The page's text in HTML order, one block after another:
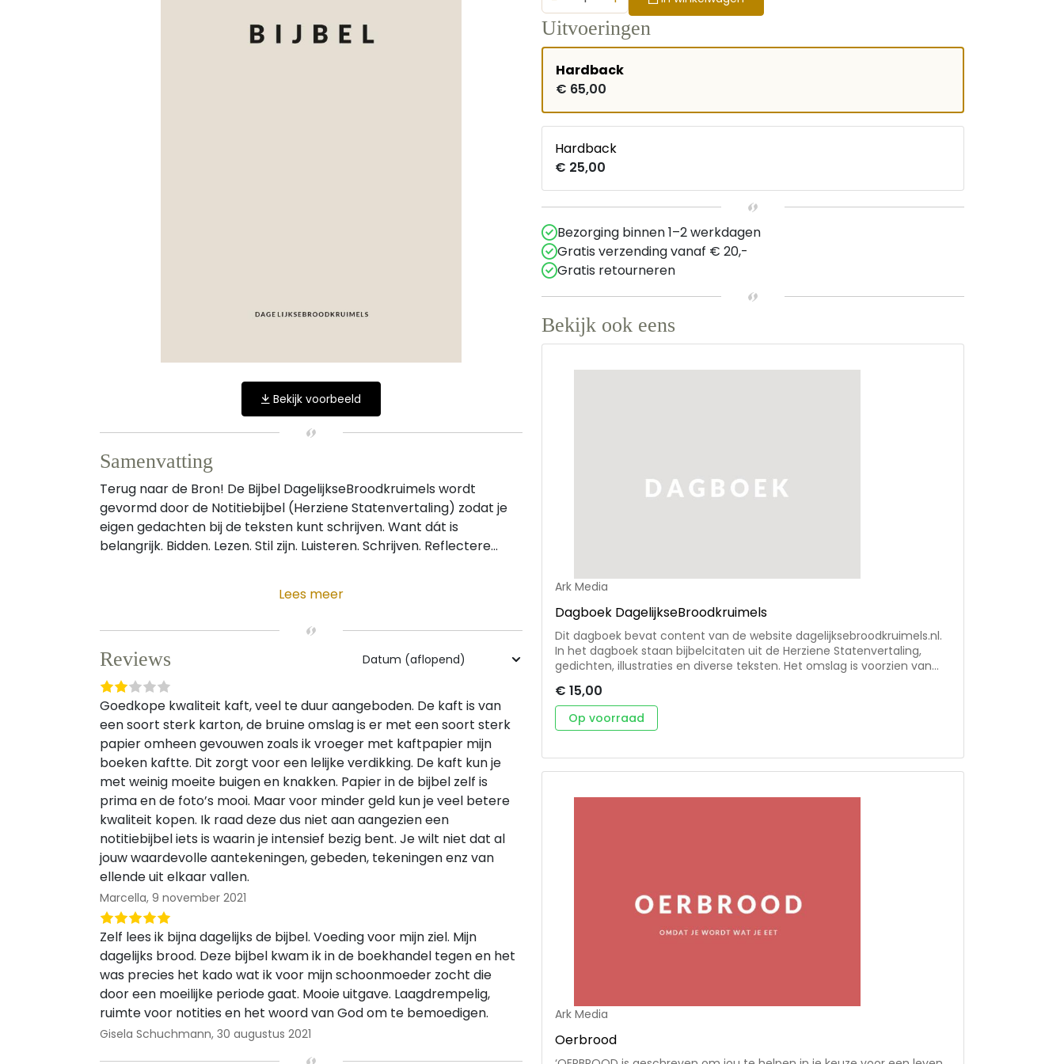
Bekijk voorbeeld
Samenvatting
Terug naar de Bron! De Bijbel DagelijkseBroodkruimels wordt
gevormd door de Notitiebijbel (Herziene Statenvertaling) zodat je
eigen gedachten bij de teksten kunt schrijven. Want dát is
belangrijk. Bidden. Lezen. Stil zijn. Luisteren. Schrijven. Reflectere...
Lees meer
Reviews
Goedkope kwaliteit kaft, veel te duur aangeboden. De kaft is van
een soort sterk karton, de bruine omslag is er met een soort sterk
papier omheen gevouwen zoals ik vroeger met kaftpapier mijn
boeken kaftte. Dit zorgt voor een lelijke verdikking. De kaft kun je
met weinig moeite buigen en knakken. Papier in de bijbel zelf is
prima en de foto’s mooi. Maar voor minder geld kun je veel betere
kwaliteit kopen. Ik raad deze dus niet aan aangezien een
notitiebijbel iets is waarin je intensief bezig bent. Je wilt niet dat al
jouw waardevolle aantekeningen, gebeden, tekeningen enz van
ellende uit elkaar vallen.
Marcella, 9 november 2021
Zelf lees ik bijna dagelijks de bijbel. Voeding voor mijn ziel. Mijn
dagelijks brood. Deze bijbel kwam ik in de boekhandel tegen en het
was precies het kado wat ik voor mijn schoonmoeder zocht die
door een moeilijke periode gaat. Mooie uitgave. Laagdrempelig,
ruimte voor notities en het woord van God om te bemoedigen.
Gisela Schuchmann, 30 augustus 2021
Uitvoeringen
Hardback
€ 65,00
Hardback
€ 25,00
Bezorging binnen 1–2 werkdagen
Gratis verzending vanaf € 20,-
Gratis retourneren
Bekijk ook eens
Ark Media
Dagboek DagelijkseBroodkruimels
Dit dagboek bevat content van de website dagelijksebroodkruimels.nl.
In het dagboek staan bijbelcitaten uit de Herziene Statenvertaling,
gedichten, illustraties en diverse teksten. Het omslag is voorzien van
€ 15,00
Op voorraad
Ark Media
Oerbrood